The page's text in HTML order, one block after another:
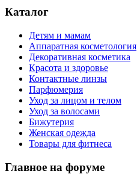
Каталог
Детям и мамам
Аппаратная косметология
Декоративная косметика
Красота и здоровье
Контактные линзы
Парфюмерия
Уход за лицом и телом
Уход за волосами
Бижутерия
Женская одежда
Товары для фитнеса
Главное на форуме